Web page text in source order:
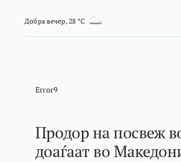
Добра вечер,28 °C
Error9
Продор на посвеж
доаѓаат во